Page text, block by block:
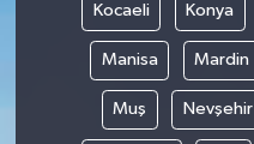
Kocaeli Konya
Manisa Mardin
Muş Nevşehir